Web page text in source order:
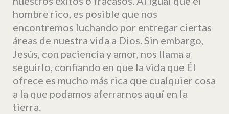
hombre rico, es posible que nos
encontremos luchando por entregar ciertas
áreas de nuestra vida a Dios. Sin embargo,
Jesús, con paciencia y amor, nos llama a
seguirlo, confiando en que la vida que Él
ofrece es mucho más rica que cualquier cosa
a la que podamos aferrarnos aquí en la
tierra.